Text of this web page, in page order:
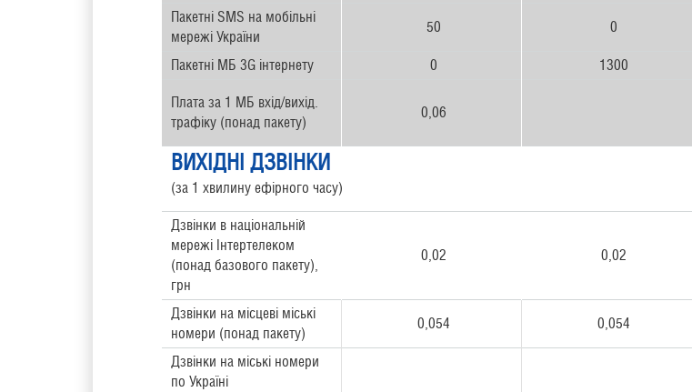
Пакетні SMS на мобільні
мережі України
50 0
Пакетні МБ 3G інтернету 0 1300
Плата за 1 МБ вхід/вихід.
трафіку (понад пакету)
0,06
ВИХІДНІ ДЗВІНКИ
(за 1 хвилину ефірного часу)
Дзвінки в національній
мережі Інтертелеком
(понад базового пакету),
грн
0,02 0,02
Дзвінки на місцеві міські
номери (понад пакету)
0,054 0,054
Дзвінки на міські номери
по Україні